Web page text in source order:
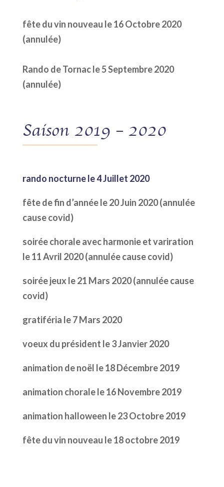
fête du vin nouveau le 16 Octobre 2020
(annulée)
Rando de Tornac le 5 Septembre 2020
(annulée)
Saison 2019 – 2020
rando nocturne le 4 Juillet 2020
fête de fin d’année le 20 Juin 2020 (annulée
cause covid)
soirée chorale avec harmonie et variration
le 11 Avril 2020 (annulée cause covid)
soirée jeux le 21 Mars 2020 (annulée cause
covid)
gratiféria le 7 Mars 2020
voeux du président le 3 Janvier 2020
animation de noël le 18 Décembre 2019
animation chorale le 16 Novembre 2019
animation halloween le 23 Octobre 2019
fête du vin nouveau le 18 octobre 2019